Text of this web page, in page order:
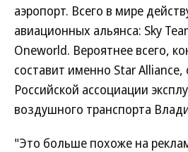
аэропорт. Всего в мире
авиационных альянса: Sky
Oneworld. Вероятнее всего,
составит именно Star
Российской ассоциации
воздушного транспорта
"Это больше похоже на